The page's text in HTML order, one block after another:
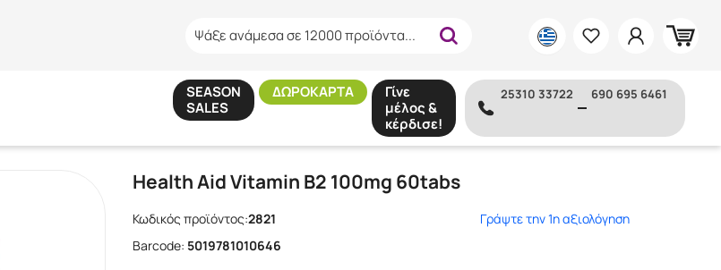
Ψάξε ανάμεσα σε 12000 προϊόντα...
SEASON
SALES
ΔΩΡΟΚΑΡΤΑ
Γίνε
μέλος &
κέρδισε!
25310 33722 690 695 6461
Health Aid Vitamin B2 100mg 60tabs
Κωδικός προϊόντος:2821
Γράψτε την 1η αξιολόγηση
Barcode: 5019781010646